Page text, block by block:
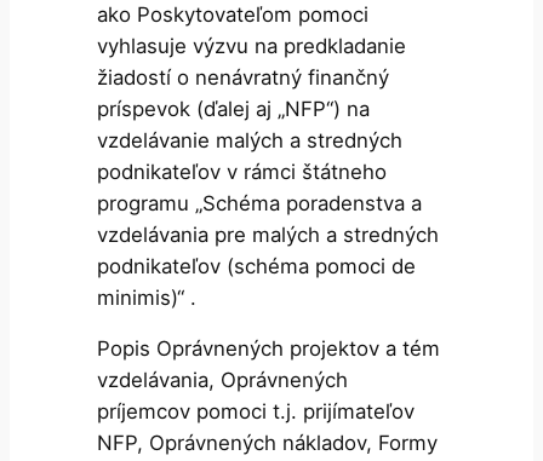
ako Poskytovateľom pomoci
vyhlasuje výzvu na predkladanie
žiadostí o nenávratný finančný
príspevok (ďalej aj „NFP“) na
vzdelávanie malých a stredných
podnikateľov v rámci štátneho
programu „Schéma poradenstva a
vzdelávania pre malých a stredných
podnikateľov (schéma pomoci de
minimis)“ .
Popis Oprávnených projektov a tém
vzdelávania, Oprávnených
príjemcov pomoci t.j. prijímateľov
NFP, Oprávnených nákladov, Formy